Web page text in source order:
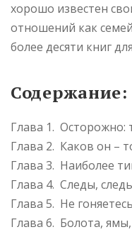
хорошо известен
отношений как
более десяти книг
Содержание:
Глава 1. Осторожно:
Глава 2. Каков он –
Глава 3. Наиболее
Глава 4. Следы,
Глава 5. Не
Глава 6. Болота,